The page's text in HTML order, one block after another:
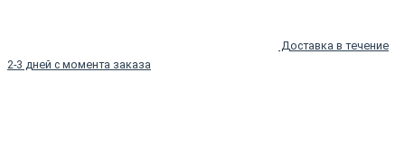
Доставка в течение
2-3 дней с момента заказа